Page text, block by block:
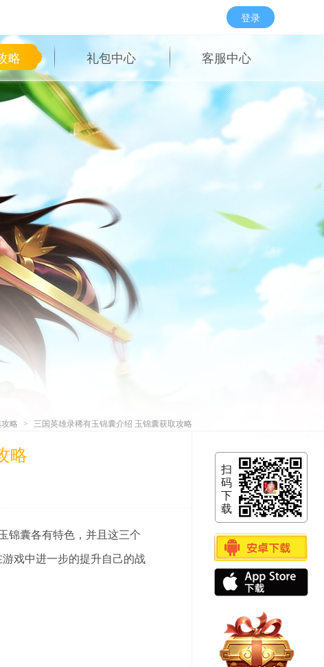
登录
略 礼包中心 客服中心
略 > 三国英雄录稀有玉锦囊介绍 玉锦囊获取攻略
扫
码
下
载
游
戏
略
锦囊各有特色，并且这三个
戏中进一步的提升自己的战